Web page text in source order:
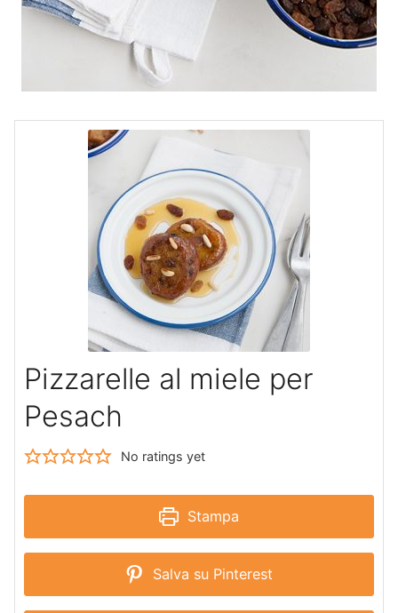
Pizzarelle al miele per
Pesach
No ratings yet
Stampa
Salva su Pinterest